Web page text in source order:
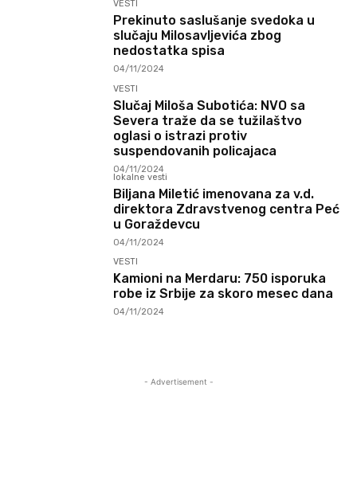
VESTI
Prekinuto saslušanje svedoka u
slučaju Milosavljevića zbog
nedostatka spisa
04/11/2024
VESTI
Slučaj Miloša Subotića: NVO sa
Severa traže da se tužilaštvo
oglasi o istrazi protiv
suspendovanih policajaca
04/11/2024
lokalne vesti
Biljana Miletić imenovana za v.d.
direktora Zdravstvenog centra Peć
u Goraždevcu
04/11/2024
VESTI
Kamioni na Merdaru: 750 isporuka
robe iz Srbije za skoro mesec dana
04/11/2024
- Advertisement -